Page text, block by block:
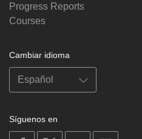
Progress Reports
Courses
Cambiar idioma
Síguenos en
on